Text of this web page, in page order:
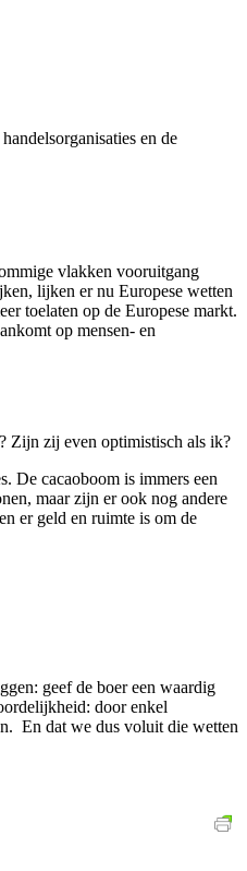
en de
vlakken vooruitgang
lijken er nu Europese wetten
toelaten op de Europese markt.
op mensen- en
Zijn zij even optimistisch als ik?
De cacaoboom is immers een
maar zijn er ook nog andere
er geld en ruimte is om de
geef de boer een waardig
door enkel
En dat we dus voluit die wetten